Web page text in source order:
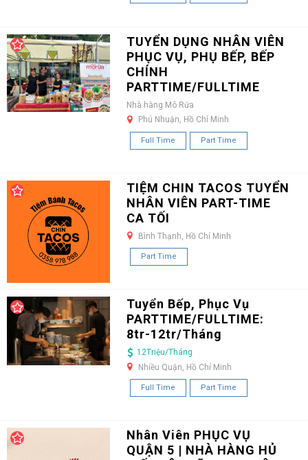
TUYỂN DỤNG NHÂN VIÊN
PHỤC VỤ, PHỤ BẾP, BẾP
CHÍNH
PARTTIME/FULLTIME
Nhà hàng Mô Rứa
Phú Nhuận, Hồ Chí Minh
Full Time Part Time
TIỆM CHIN TACOS TUYỂN
NHÂN VIÊN PART-TIME
CA TỐI
Bình Thạnh, Hồ Chí Minh
Part Time
Tuyển Bếp, Phục Vụ
PARTTIME/FULLTIME:
8tr-12tr/Tháng
12Triệu/Tháng
Nhiều Quận, Hồ Chí Minh
Full Time Part Time
Nhân Viên PHỤC VỤ
QUẬN 5 | NHÀ HÀNG HỦ